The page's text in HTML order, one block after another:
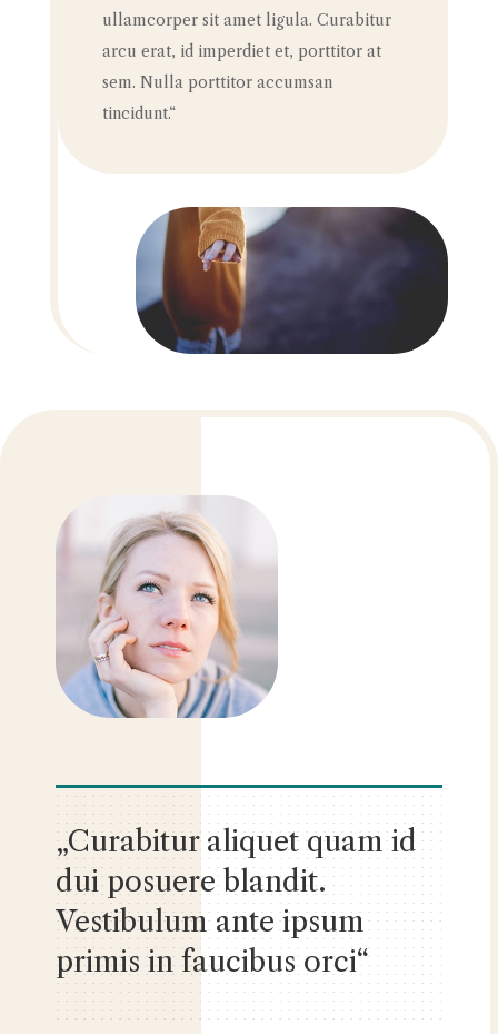
ullamcorper sit amet ligula. Curabitur
arcu erat, id imperdiet et, porttitor at
sem. Nulla porttitor accumsan
tincidunt.“
„Curabitur aliquet quam id
dui posuere blandit.
Vestibulum ante ipsum
primis in faucibus orci“